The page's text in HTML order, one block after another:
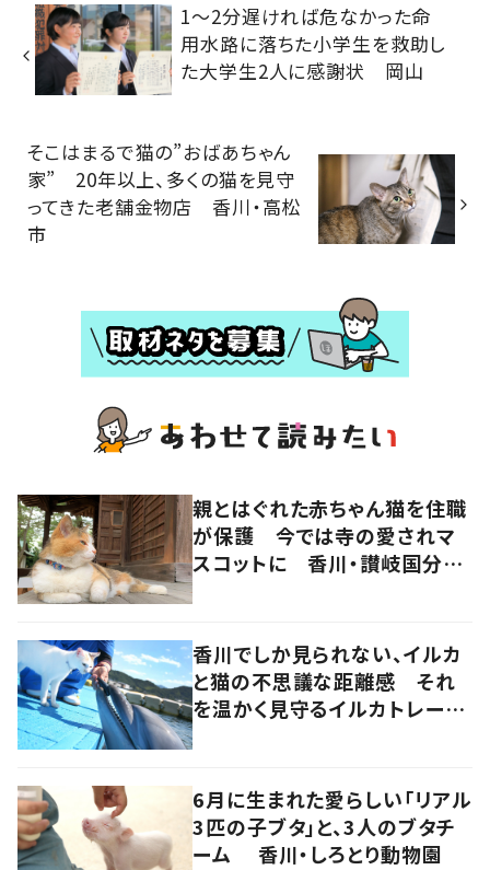
1～2分遅ければ危なかった命
用水路に落ちた小学生を救助し
た大学生2人に感謝状 岡山
そこはまるで猫の”おばあちゃん
家” 20年以上、多くの猫を見守
ってきた老舗金物店 香川・高松
市
親とはぐれた赤ちゃん猫を住職
が保護 今では寺の愛されマ
スコットに 香川・讃岐国分寺
香川でしか見られない、イルカ
と猫の不思議な距離感 それ
を温かく見守るイルカトレーナ
6月に生まれた愛らしい「リアル
3匹の子ブタ」と、3人のブタチ
ーム 香川・しろとり動物園